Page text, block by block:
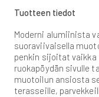
Tuotteen tiedot
Moderni alumiinista
suoraviivaisella
penkin sijoitat vaikka
ruokapöydän sivulle
muotoilun ansiosta
terasseille,